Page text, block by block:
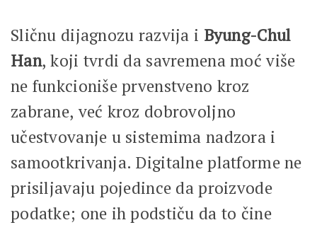
Sličnu dijagnozu razvija i Byung-Chul
Han, koji tvrdi da savremena moć više
ne funkcioniše prvenstveno kroz
zabrane, već kroz dobrovoljno
učestvovanje u sistemima nadzora i
samootkrivanja. Digitalne platforme ne
prisiljavaju pojedince da proizvode
podatke; one ih podstiču da to čine